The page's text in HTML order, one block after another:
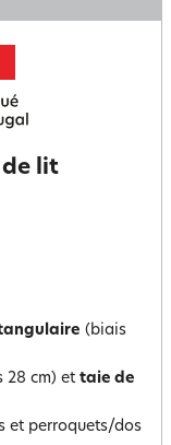
de lit
(biais
28 cm) et taie de
et perroquets/dos